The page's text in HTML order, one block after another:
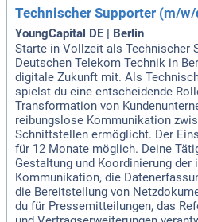
Technischer Supporter (m/w/
YoungCapital DE | Berlin
Starte in Vollzeit als Technischer
Deutschen Telekom Technik in
digitale Zukunft mit. Als
spielst du eine entscheidende
Transformation von
reibungslose Kommunikation
Schnittstellen ermöglicht. Der
für 12 Monate möglich. Deine
Gestaltung und Koordinierung der
Kommunikation, die
die Bereitstellung von
du für Pressemitteilungen, das